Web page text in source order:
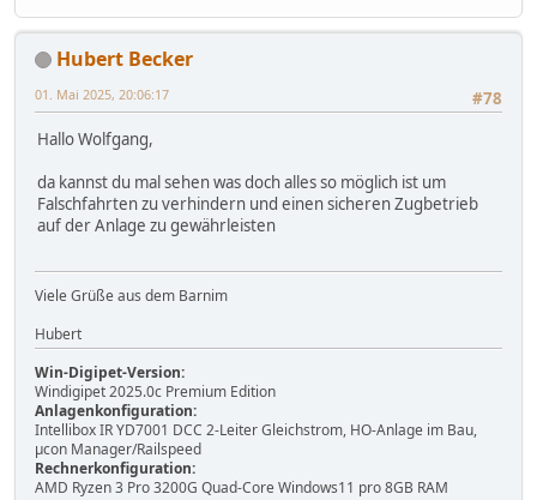
Hubert Becker
#78
01. Mai 2025, 20:06:17
Hallo Wolfgang,
da kannst du mal sehen was doch alles so möglich ist um
Falschfahrten zu verhindern und einen sicheren Zugbetrieb
auf der Anlage zu gewährleisten
Viele Grüße aus dem Barnim
Hubert
Win-Digipet-Version:
Windigipet 2025.0c Premium Edition
Anlagenkonfiguration:
Intellibox IR YD7001 DCC 2-Leiter Gleichstrom, HO-Anlage im Bau,
µcon Manager/Railspeed
Rechnerkonfiguration:
AMD Ryzen 3 Pro 3200G Quad-Core Windows11 pro 8GB RAM